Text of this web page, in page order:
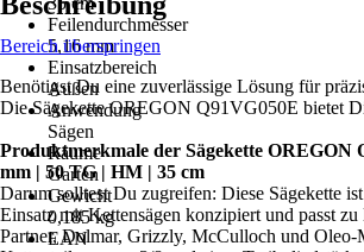
Feilendurchmesser
5,16 mm
Einsatzbereich
Außen
Anwendung
Sägen
Räume
Garten
Gewicht
0,185 kg
EAN
Bereich überspringen
Benötigst Du eine zuverlässige Lösung für
Die Sägekette OREGON Q91VG050E bietet
Produktmerkmale der Sägekette OREGON
mm | 50 TG | HM | 35 cm
Darum solltest Du zugreifen: Diese Sägekette
Einsatz mit Kettensägen konzipiert und passt
Partner, Dolmar, Grizzly, McCulloch und Oleo-